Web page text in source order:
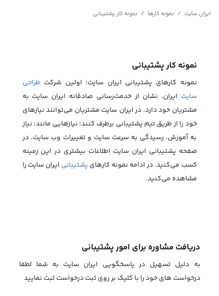
ایران سایت / نمونه کارها / نمونه کار پشتیبانی
نمونه کار پشتیبانی
نمونه کارهای پشتیبانی ایران سایت؛ اولین شرکت طراحی
سایت ایران، نشان از خدمت‌رسانی صادقانه ایران سایت به
مشتریان خود دارد. در ایران سایت مشتریان می‌توانند نیازهای
خود را از طریق تیم پشتیبانی برطرف کنند؛ نیازهایی مانند: نیاز
به آموزش، رسیدگی به سرعت سایت و تغییرات وب سایت. در
صفحه پشتیبانی ایران سایت اطلاعات بیشتری در این زمینه
کسب می‌کنید. در ادامه نمونه کارهای پشتیبانی ایران سایت را
مشاهده می‌کنید.
دریافت مشاوره برای امور پشتیبانی
به دلیل تسهیل در پاسخگویی ایران سایت به شما لطفا
درخواست های خود را با کلیک بر روی ثبت درخواست ثبت نمایید